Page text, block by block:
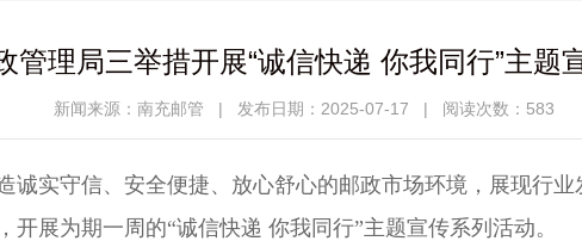
管理局三举措开展“诚信快递 你我同行”主题
新闻来源：南充邮管 | 发布日期：2025-07-17 | 阅读次数：583
诚实守信、安全便捷、放心舒心的邮政市场环境，展现行
展为期一周的“诚信快递 你我同行”主题宣传系列活动。